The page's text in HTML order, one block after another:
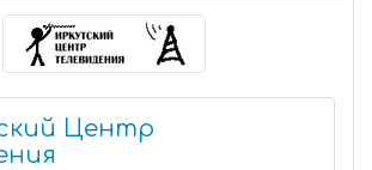
Центр